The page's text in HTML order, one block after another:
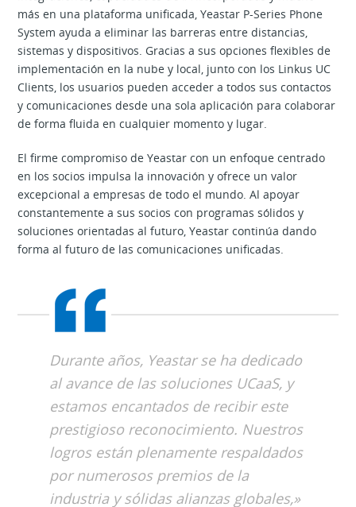
más en una plataforma unificada, Yeastar P-Series Phone
System ayuda a eliminar las barreras entre distancias,
sistemas y dispositivos. Gracias a sus opciones flexibles de
implementación en la nube y local, junto con los Linkus UC
Clients, los usuarios pueden acceder a todos sus contactos
y comunicaciones desde una sola aplicación para colaborar
de forma fluida en cualquier momento y lugar.
El firme compromiso de Yeastar con un enfoque centrado
en los socios impulsa la innovación y ofrece un valor
excepcional a empresas de todo el mundo. Al apoyar
constantemente a sus socios con programas sólidos y
soluciones orientadas al futuro, Yeastar continúa dando
forma al futuro de las comunicaciones unificadas.
Durante años, Yeastar se ha dedicado
al avance de las soluciones UCaaS, y
estamos encantados de recibir este
prestigioso reconocimiento. Nuestros
logros están plenamente respaldados
por numerosos premios de la
industria y sólidas alianzas globales,»